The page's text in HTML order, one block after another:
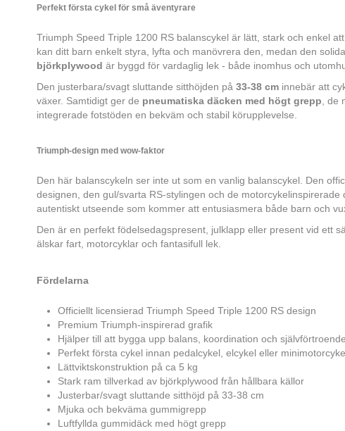
Perfekt första cykel för små äventyrare
Triumph Speed Triple 1200 RS balanscykel är lätt, stark och enkel
kan ditt barn enkelt styra, lyfta och manövrera den, medan den
björkplywood är byggd för vardaglig lek - både inomhus och
Den justerbara/svagt sluttande sitthöjden på 33-38 cminnebär att
växer. Samtidigt ger de pneumatiska däcken med högt grepp ,
integrerade fotstöden en bekväm och stabil körupplevelse.
Triumph-design med wow-faktor
Den här balanscykeln ser inte ut som en vanlig balanscykel. Den
designen, den gul/svarta RS-stylingen och de
autentiskt utseende som kommer att entusiasmera både barn och
Den är en perfekt födelsedagspresent, julklapp eller present vid ett
älskar fart, motorcyklar och fantasifull lek.
Fördelarna
Officiellt licensierad Triumph Speed Triple 1200 RS design
Premium Triumph-inspirerad grafik
Hjälper till att bygga upp balans, koordination och självförtroende
Perfekt första cykel innan pedalcykel, elcykel eller
Lättviktskonstruktion på ca 5 kg
Stark ram tillverkad av björkplywood från hållbara källor
Justerbar/svagt sluttande sitthöjd på 33-38 cm
Mjuka och bekväma gummigrepp
Luftfyllda gummidäck med högt grepp